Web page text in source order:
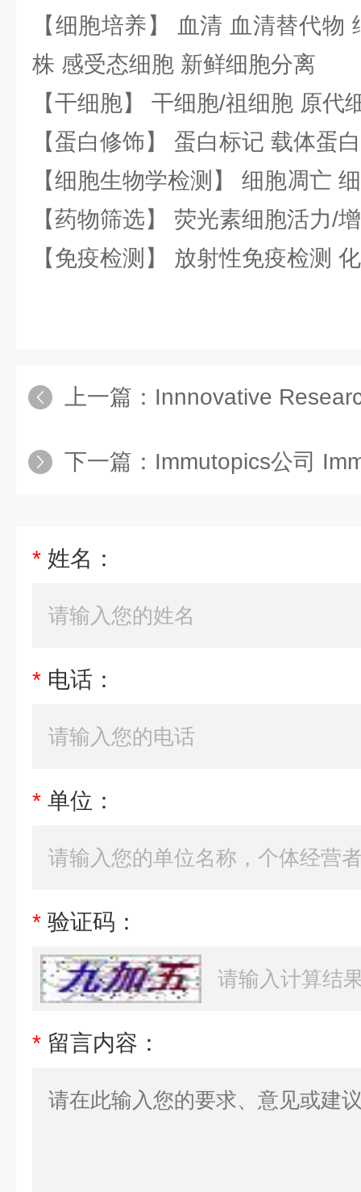
【细胞培养】 血清 血清替代物
株 感受态细胞 新鲜细胞分离
【干细胞】 干细胞/祖细胞 原代
【蛋白修饰】 蛋白标记 载体蛋
【细胞生物学检测】 细胞凋亡
【药物筛选】 荧光素细胞活力/
【免疫检测】 放射性免疫检测
上一篇： Innnovative Research of
下一篇： Immutopics公司
* 姓名：
* 电话：
* 单位：
* 验证码：
* 留言内容：